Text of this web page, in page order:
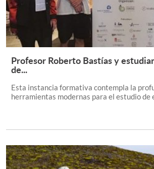
Profesor Roberto Bastías y
de...
Esta instancia formativa contempla la
herramientas modernas para el estudio de